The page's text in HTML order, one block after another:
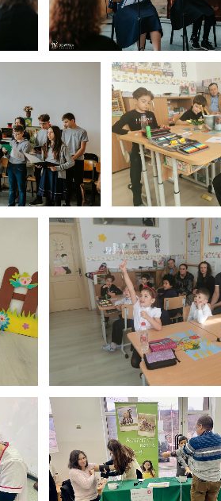
Ziua
Clasa pregătitoare - Ziua
Deschise 2024
Expo Sănătate Părinți